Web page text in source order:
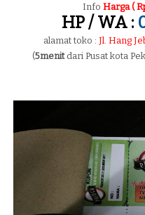
Info Harga (
HP / WA :
alamat toko : Jl. Hang
(5menitdari Pusat kota